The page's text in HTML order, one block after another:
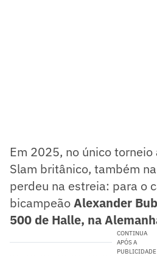
Em 2025, no único torneio
Slam britânico, também
perdeu na estreia: para o
bicampeãoAlexander
500 de Halle, na
CONTINUA
APÓS A
PUBLICIDADE